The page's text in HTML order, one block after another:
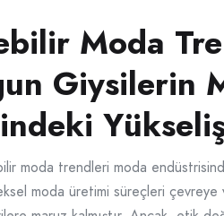
Moda
Giysilerin
moda trendleri moda
moda üretimi süreçleri çevreye